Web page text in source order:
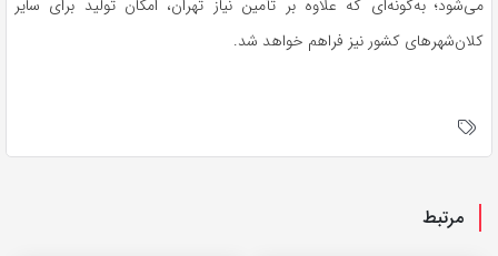
می‌شود؛ به‌گونه‌ای که علاوه بر تأمین نیاز تهران، امکان تولید برای سایر
کلان‌شهرهای کشور نیز فراهم خواهد شد.
مرتبط